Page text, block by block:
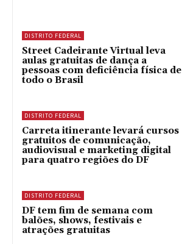
DISTRITO FEDERAL
Street Cadeirante Virtual leva
aulas gratuitas de dança a
pessoas com deficiência física de
todo o Brasil
DISTRITO FEDERAL
Carreta itinerante levará cursos
gratuitos de comunicação,
audiovisual e marketing digital
para quatro regiões do DF
DISTRITO FEDERAL
DF tem fim de semana com
balões, shows, festivais e
atrações gratuitas